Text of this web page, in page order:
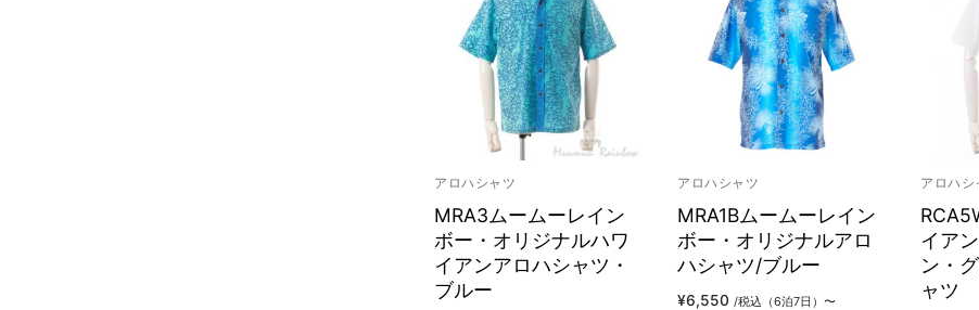
アロハシャツ
MRA3ムームーレイン
ボー・オリジナルハワ
イアンアロハシャツ・
ブルー
アロハシャツ
MRA1Bムームーレイン
ボー・オリジナルアロ
ハシャツ/ブルー
¥6,550 /税込（6泊7日）〜
アロハシ
イア
ン・
ャツ